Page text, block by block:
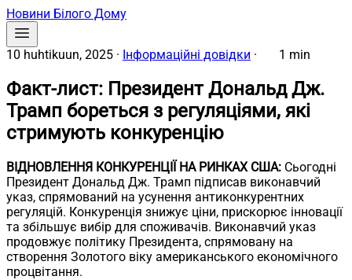
Новини Білого Дому
10 huhtikuun, 2025 · Інформаційні довідки · 1 min
Факт-лист: Президент Дональд Дж.
Трамп бореться з регуляціями, які
стримують конкуренцію
ВІДНОВЛЕННЯ КОНКУРЕНЦІЇ НА РИНКАХ США: Сьогодні
Президент Дональд Дж. Трамп підписав виконавчий
указ, спрямований на усунення антиконкурентних
регуляцій. Конкуренція знижує ціни, прискорює інновації
та збільшує вибір для споживачів. Виконавчий указ
продовжує політику Президента, спрямовану на
створення Золотого віку американського економічного
процвітання.